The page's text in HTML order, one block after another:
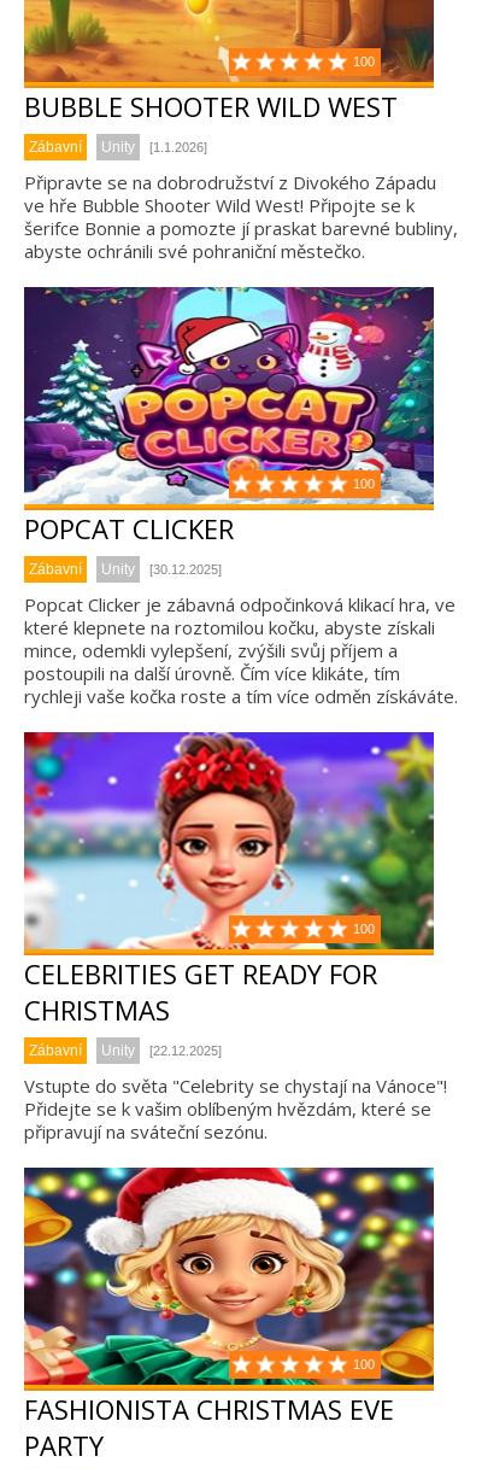
100
BUBBLE SHOOTER WILD WEST
Zábavní Unity [1.1.2026]
Připravte se na dobrodružství z Divokého Západu
ve hře Bubble Shooter Wild West! Připojte se k
šerifce Bonnie a pomozte jí praskat barevné bubliny,
abyste ochránili své pohraniční městečko.
100
POPCAT CLICKER
Zábavní Unity [30.12.2025]
Popcat Clicker je zábavná odpočinková klikací hra, ve
které klepnete na roztomilou kočku, abyste získali
mince, odemkli vylepšení, zvýšili svůj příjem a
postoupili na další úrovně. Čím více klikáte, tím
rychleji vaše kočka roste a tím více odměn získáváte.
100
CELEBRITIES GET READY FOR
CHRISTMAS
Zábavní Unity [22.12.2025]
Vstupte do světa "Celebrity se chystají na Vánoce"!
Přidejte se k vašim oblíbeným hvězdám, které se
připravují na sváteční sezónu.
100
FASHIONISTA CHRISTMAS EVE
PARTY